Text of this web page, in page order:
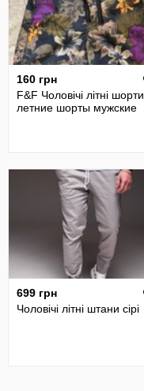
160 грн
F&F Чоловічі літні шорти
летние шорты мужские
699 грн
Чоловічі літні штани сірі